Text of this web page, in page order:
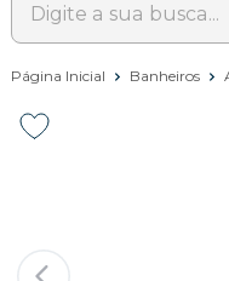
Página Inicial Banheiros